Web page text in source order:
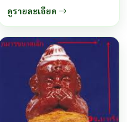
เรื่องความขลังความศักดิ์สิทธิ์
ความเฮี้ยน ของกุมารเก้าโกศ เป็น
กุมารทองกึ่งเทพกึ่งพรายที่มีฤทธิ์
สูงทางด้านเมตตามหานิยม และ
เมตตาค้าขาย เหมาะสำหรับเลี้ยง
ไว้เรียกโชคลาภ ...
ดูรายละเอียด